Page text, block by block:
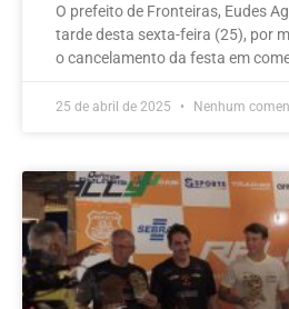
O prefeito de Fronteiras, Eudes
tarde desta sexta-feira (25), por
o cancelamento da festa em
25 de abril de 2025 Nenhum